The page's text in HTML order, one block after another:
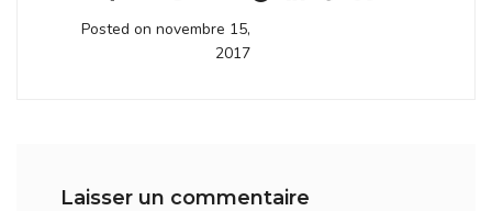
Posted on novembre 15,
2017
Laisser un commentaire